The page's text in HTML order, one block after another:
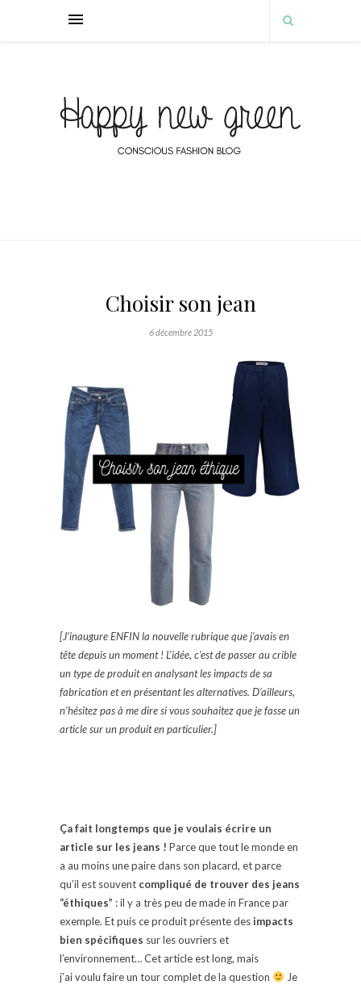
Choisir son jean
6 décembre 2015
[J’inaugure ENFIN la nouvelle rubrique que j’avais en
tête depuis un moment ! L’idée, c’est de passer au crible
un type de produit en analysant les impacts de sa
fabrication et en présentant les alternatives. D’ailleurs,
n’hésitez pas à me dire si vous souhaitez que je fasse un
article sur un produit en particulier.]
Ça fait longtemps que je voulais écrire un
article sur les jeans ! Parce que tout le monde en
a au moins une paire dans son placard, et parce
qu’il est souvent compliqué de trouver des jeans
“éthiques” : il y a très peu de made in France par
exemple. Et puis ce produit présente des impacts
bien spécifiques sur les ouvriers et
l’environnement… Cet article est long, mais
j’ai voulu faire un tour complet de la question
Je